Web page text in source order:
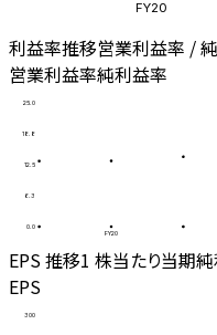
FY20
利益率推移営業利益率 /
営業利益率純利益率
0.0
6.3
12.5
18.8
25.0
FY20
EPS 推移1 株当たり当期
EPS
300